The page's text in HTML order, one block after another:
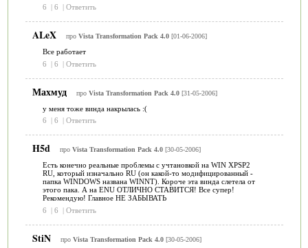
6
| 6 | Ответить
ALeX про Vista Transformation Pack 4.0[01-06-2006]
Все работает
6
| 6 | Ответить
Махмуд про Vista Transformation Pack 4.0[31-05-2006]
у меня тоже винда накрылась :(
6
| 6 | Ответить
H5d про Vista Transformation Pack 4.0[30-05-2006]
Есть конечно реальные проблемы с учтановкой на WIN XPSP2
RU, который изначально RU (он какой-то модифицированный -
папка WINDOWS названа WINNT). Короче эта винда слетела от
этого пака. А на ENU ОТЛИЧНО СТАВИТСЯ! Все супер!
Рекомендую! Главное НЕ ЗАБЫВАТЬ
6
| 6 | Ответить
StiN про Vista Transformation Pack 4.0[30-05-2006]